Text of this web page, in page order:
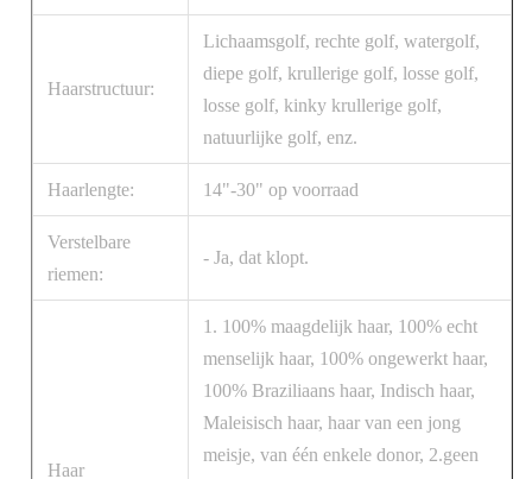
Haarstructuur:
Lichaamsgolf, rechte golf, watergolf,
diepe golf, krullerige golf, losse golf,
losse golf, kinky krullerige golf,
natuurlijke golf, enz.
Haarlengte: 14"-30" op voorraad
Verstelbare
riemen:
- Ja, dat klopt.
Haar
1. 100% maagdelijk haar, 100% echt
menselijk haar, 100% ongewerkt haar,
100% Braziliaans haar, Indisch haar,
Maleisisch haar, haar van een jong
meisje, van één enkele donor, 2.geen